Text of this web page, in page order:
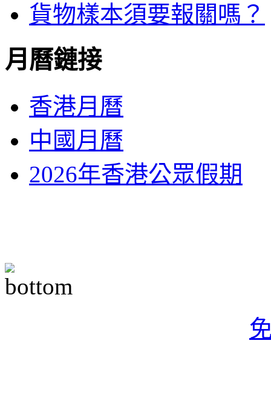
貨物樣本須要報關嗎？
月曆鏈接
香港月曆
中國月曆
2026年香港公眾假期